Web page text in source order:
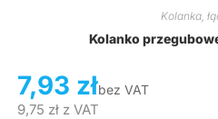
Kolanka,
Kolanko
7,93 złbez VAT
9,75 złz VAT